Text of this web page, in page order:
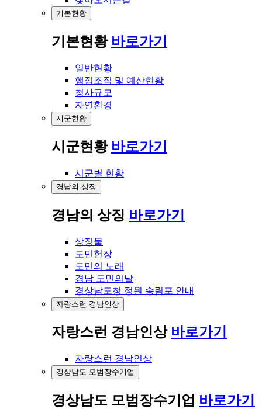
기본현황
기본현황 바로가기
일반현황
행정조직 및 예산현황
청사규모
자연환경
시군현황
시군현황 바로가기
시군별 현황
경남의 상징
경남의 상징 바로가기
상징물
도민헌장
도민의 노래
경남 도민의날
경상남도청 정원 송림포 안내
자랑스런 경남인상
자랑스런 경남인상 바로가기
자랑스런 경남인상
경상남도 모범장수기업
경상남도 모범장수기업 바로가기